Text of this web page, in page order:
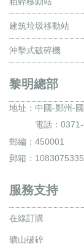
建筑垃圾移動站
沖擊式破碎機
黎明總部
地址： 中國-鄭州-
電話：
郵編：450001
郵箱：
服務支持
在線訂購
礦山破碎